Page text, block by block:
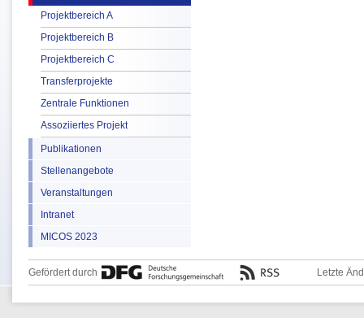
Projektbereich A
Projektbereich B
Projektbereich C
Transferprojekte
Zentrale Funktionen
Assoziiertes Projekt
Publikationen
Stellenangebote
Veranstaltungen
Intranet
MICOS 2023
Gefördert durch Letzte